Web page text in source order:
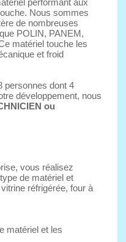
Nous sommes
de nombreuses
POLIN, PANEM,
matériel touche les
et froid
personnes dont 4
développement, nous
ou
vous réalisez
de matériel et
réfrigérée, four à
matériel et les